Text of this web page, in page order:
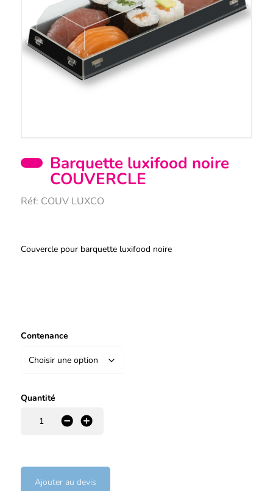
Barquette luxifood noire
COUVERCLE
Réf: COUV LUXCO
Couvercle pour barquette luxifood noire
Contenance
Quantité
+
-
Ajouter au devis